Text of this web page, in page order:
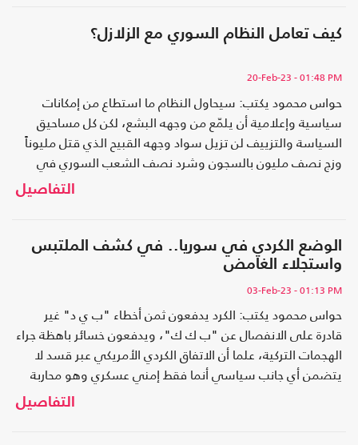
كيف تعامل النظام السوري مع الزلازل؟
20-Feb-23 - 01:48 PM
حواس محمود يكتب: سيحاول النظام ما استطاع من إمكانات
سياسية وإعلامية أن يلمّع من وجهه البشع، لكن كل مساحيق
السياسة والتزييف لن تزيل سواد وجهه القبيح الذي قتل مليوناً
وزج نصف مليون بالسجون وشرد نصف الشعب السوري في
التفاصيل
الوضع الكردي في سوريا.. في كشف الملتبس
واستجلاء الغامض
03-Feb-23 - 01:13 PM
حواس محمود يكتب: الكرد يدفعون ثمن أخطاء "ب ي د" غير
قادرة على الانفصال عن "ب ك ك"، ويدفعون خسائر باهظة جراء
الهجمات التركية، علما أن الاتفاق الكردي الأمريكي عبر قسد لا
يتضمن أي جانب سياسي أنما فقط إمني عسكري وهو محاربة
داعش، وأمريكا معروفة بأنها تتخلى عن الحلفاء بأي وقتالتفاصيل